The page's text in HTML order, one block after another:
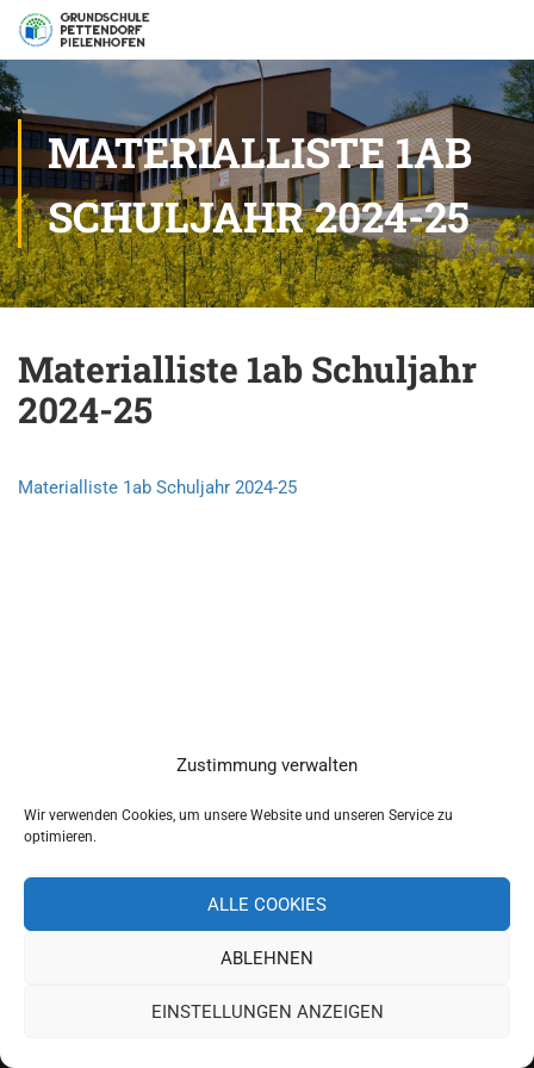
Zustimmung verwalten
Wir verwenden Cookies, um unsere Website und unseren Service zu
optimieren.
ALLE COOKIES
ABLEHNEN
EINSTELLUNGEN ANZEIGEN
MATERIALLISTE 1AB
SCHULJAHR 2024-25
Materialliste 1ab Schuljahr
2024-25
Materialliste 1ab Schuljahr 2024-25
Datenschutz